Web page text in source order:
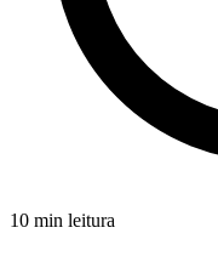
10 min leitura